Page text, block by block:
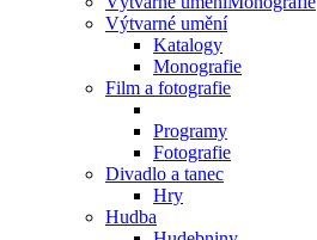
Výtvarné umění
Katalogy
Monografie
Film a fotografie
Programy
Fotografie
Divadlo a tanec
Hry
Hudba